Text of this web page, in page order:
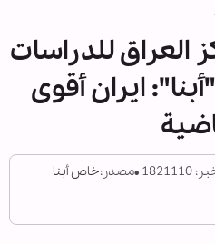
العراق للدراسات
ايران أقوى
مصدر:خاص أبنا